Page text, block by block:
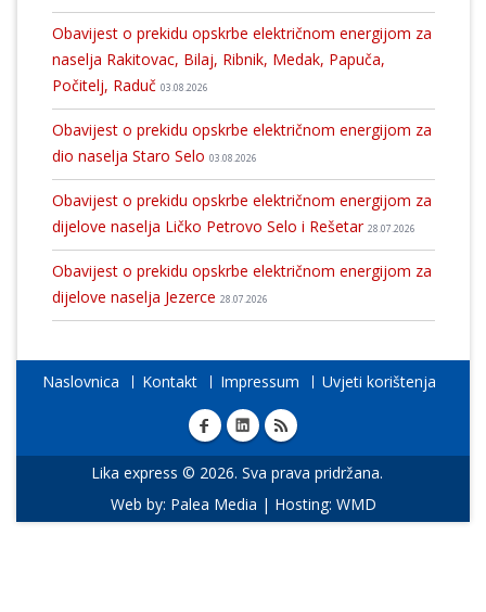
Obavijest o prekidu opskrbe električnom energijom za
naselja Rakitovac, Bilaj, Ribnik, Medak, Papuča,
Počitelj, Raduč 03.08.2026
Obavijest o prekidu opskrbe električnom energijom za
dio naselja Staro Selo 03.08.2026
Obavijest o prekidu opskrbe električnom energijom za
dijelove naselja Ličko Petrovo Selo i Rešetar 28.07.2026
Obavijest o prekidu opskrbe električnom energijom za
dijelove naselja Jezerce 28.07.2026
Naslovnica Kontakt Impressum Uvjeti korištenja
Lika express © 2026. Sva prava pridržana.
Web by: Palea Media | Hosting: WMD